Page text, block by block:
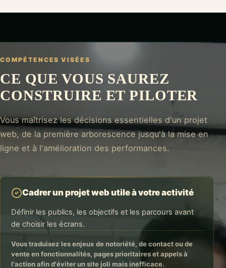
COMPÉTENCES VISÉES
CE QUE VOUS SAUREZ
CONSTRUIRE ET PILOTER
Vous maîtrisez les décisions essentielles d'un projet
web, de la première arborescence jusqu'à la mise en
ligne et à l'amélioration des performances.
Cadrer un projet web utile à votre activité
Définir les publics, les objectifs et les parcours avant
de choisir les écrans.
Vous traduisez les enjeux de notoriété, de contact ou de
vente en fonctionnalités, pages prioritaires et appels à
l'action afin d'éviter un site joli mais inefficace.